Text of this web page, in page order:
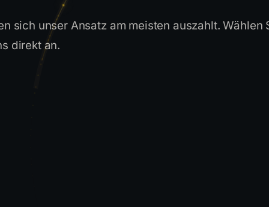
sich unser Ansatz am meisten auszahlt. Wählen
direkt an.